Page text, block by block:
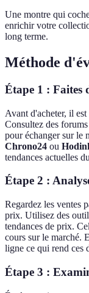
Une montre qui
enrichir votre
long terme.
Méthode
Étape 1 : Faites
Avant d'acheter, il
Consultez des
pour échanger sur le
Chrono24 ou
tendances actuelles
Étape 2 :
Regardez les ventes
prix. Utilisez des
tendances de prix.
cours sur le marché.
ligne ce qui rend ces
Étape 3 :